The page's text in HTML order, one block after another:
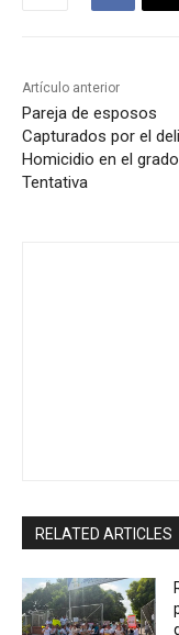
Artículo anterior
Pareja de esposos
Capturados por el
Homicidio en el
Tentativa
RELATED ARTICLES